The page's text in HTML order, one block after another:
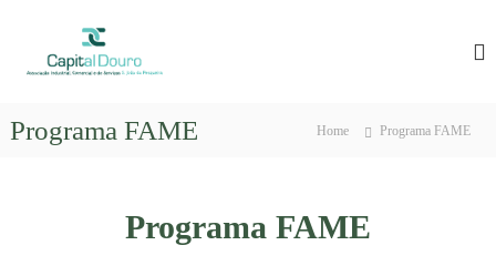
t
D
i
Programa FAME Home Programa FAME
Programa FAME